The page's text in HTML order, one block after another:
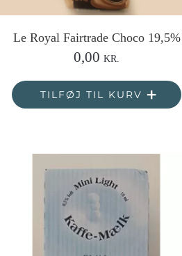
Le Royal Fairtrade Choco 19,5%
0,00 KR.
TILFØJ TIL KURV